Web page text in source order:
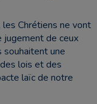
les Chrétiens ne vont
jugement de ceux
souhaitent une
lois et des
laïc de notre